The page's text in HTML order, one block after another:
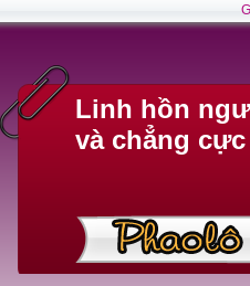
Linh hồn
và chẳng